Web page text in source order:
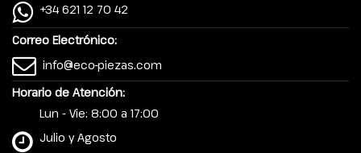
+34 621 12 70 42
Correo Electrónico:
info@eco-piezas.com
Horario de Atención:
Lun - Vie: 8:00 a 17:00
Julio y Agosto